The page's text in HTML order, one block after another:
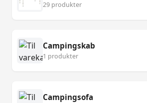
29 produkter
Campingskab
1 produkter
Campingsofa